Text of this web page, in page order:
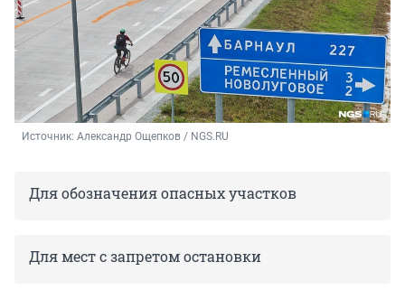
Источник: Александр Ощепков / NGS.RU
Для обозначения опасных участков
Для мест с запретом остановки